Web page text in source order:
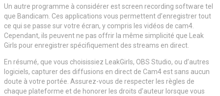
Un autre programme à considérer est screen recording software tel
que Bandicam. Ces applications vous permettent d’enregistrer tout
ce qui se passe sur votre écran, y compris les vidéos de cam4.
Cependant, ils peuvent ne pas offrir la même simplicité que Leak
Girls pour enregistrer spécifiquement des streams en direct.
En résumé, que vous choisissiez LeakGirls, OBS Studio, ou d’autres
logiciels, capturer des diffusions en direct de Cam4 est sans aucun
doute à votre portée. Assurez-vous de respecter les règles de
chaque plateforme et de honorer les droits d’auteur lorsque vous